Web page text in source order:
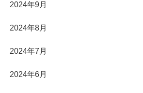
2024年9月
2024年8月
2024年7月
2024年6月